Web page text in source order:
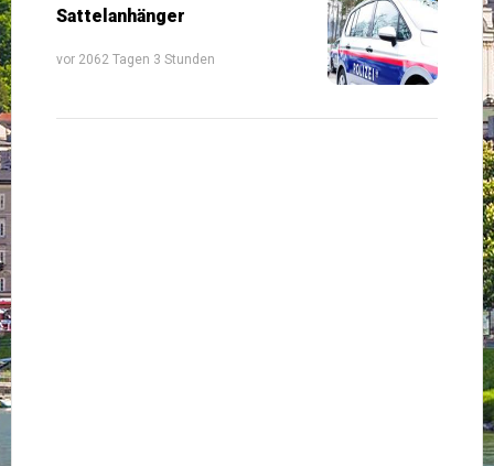
Sattelanhänger
vor 2062 Tagen 3 Stunden